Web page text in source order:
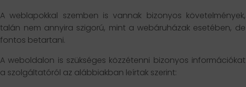
A weblapokkal szemben is vannak bizonyos követelmények,
talán nem annyira szigorú, mint a webáruházak esetében, de
fontos betartani.
A weboldalon is szükséges közzétenni bizonyos információkat
a szolgáltatóról az alábbiakban leírtak szerint: